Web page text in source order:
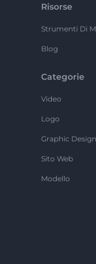
Risorse
Strumenti Di
Blog
Categorie
Video
Logo
Graphic Design
Sito Web
Modello